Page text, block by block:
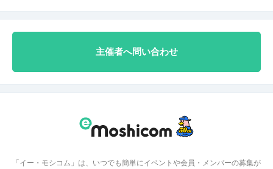
主催者へ問い合わせ
「イー・モシコム」は、いつでも簡単にイベントや会員・メンバーの募集が